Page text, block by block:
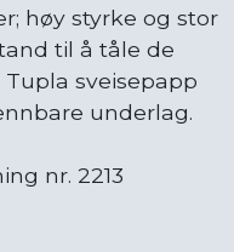
høy styrke og stor
til å tåle de
sveisepapp
underlag.
nr. 2213